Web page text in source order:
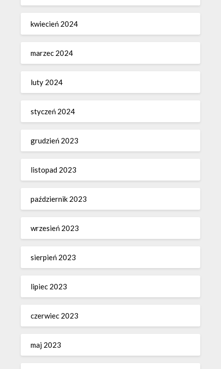
kwiecień 2024
marzec 2024
luty 2024
styczeń 2024
grudzień 2023
listopad 2023
październik 2023
wrzesień 2023
sierpień 2023
lipiec 2023
czerwiec 2023
maj 2023